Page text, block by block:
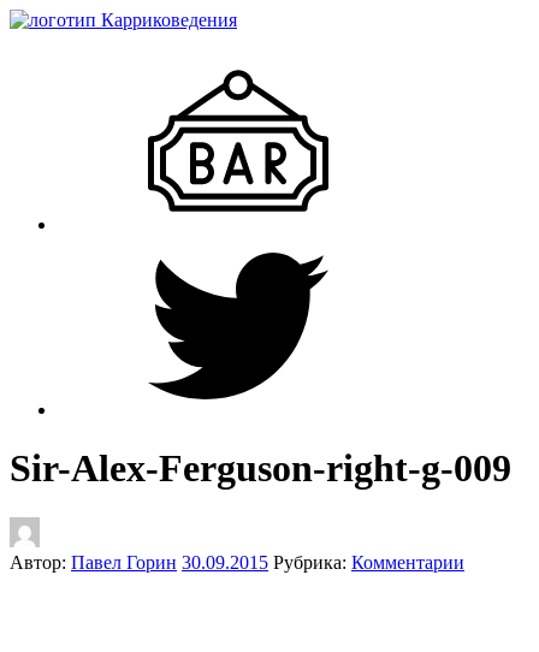
Sir-Alex-Ferguson-right-g-009
Автор: Павел Горин 30.09.2015 Рубрика: Комментарии